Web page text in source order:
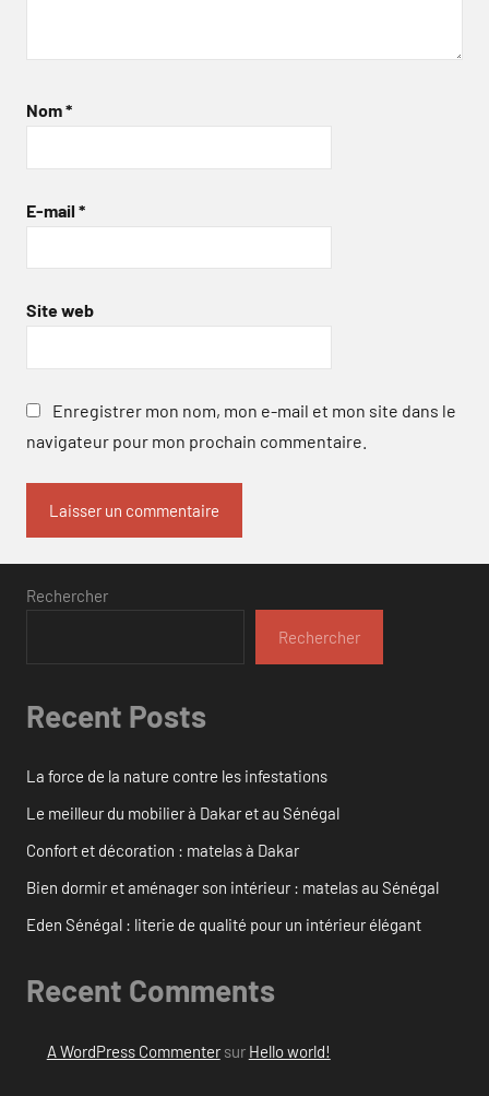
Nom*
E-mail *
Site web
Enregistrer mon nom, mon e-mail et mon site dans le
navigateur pour mon prochain commentaire.
Rechercher
Rechercher
Recent Posts
La force de la nature contre les infestations
Le meilleur du mobilier à Dakar et au Sénégal
Confort et décoration : matelas à Dakar
Bien dormir et aménager son intérieur : matelas au Sénégal
Eden Sénégal : literie de qualité pour un intérieur élégant
Recent Comments
A WordPress Commentersur Hello world!